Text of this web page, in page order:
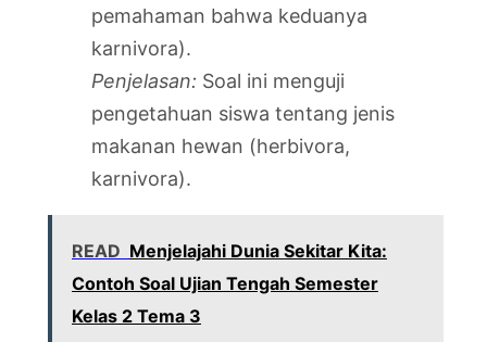
pemahaman bahwa keduanya
karnivora).
Penjelasan: Soal ini menguji
pengetahuan siswa tentang jenis
makanan hewan (herbivora,
karnivora).
READ Menjelajahi Dunia Sekitar Kita:
Contoh Soal Ujian Tengah Semester
Kelas 2 Tema 3